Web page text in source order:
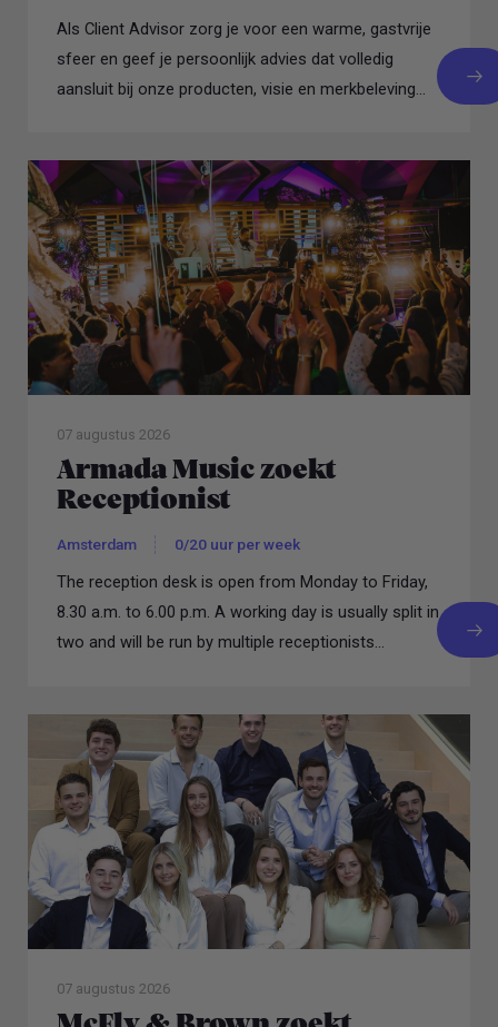
Als Client Advisor zorg je voor een warme, gastvrije
sfeer en geef je persoonlijk advies dat volledig
aansluit bij onze producten, visie en merkbeleving...
07 augustus 2026
Armada Music zoekt
Receptionist
Amsterdam 0/20 uur per week
The reception desk is open from Monday to Friday,
8.30 a.m. to 6.00 p.m. A working day is usually split in
two and will be run by multiple receptionists...
07 augustus 2026